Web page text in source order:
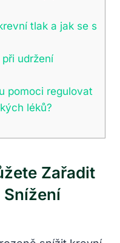
tlak a jak ⁢se ‌s
udržení
pomoci⁣ regulovat‌
léků?
Zařadit
Snížení